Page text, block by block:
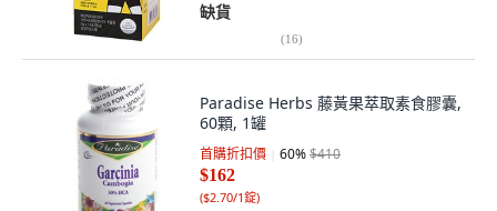
缺貨
(16)
Paradise Herbs 藤黃果萃取素食膠囊,
60顆, 1罐
首購折扣價 60%$410
$162
($2.70/1錠)